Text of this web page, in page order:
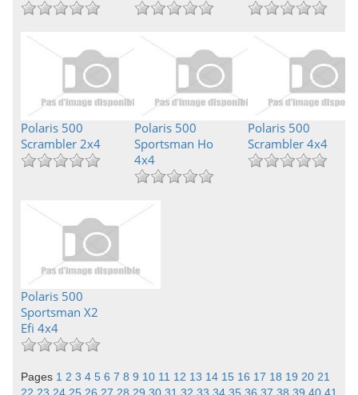
Polaris 500
Scrambler 2x4
Polaris 500
Sportsman Ho
4x4
Polaris 500
Scrambler 4x4
Polaris 500
Sportsman X2
Efi 4x4
Pages 1 2 3 4 5 6 7 8 9 10 11 12 13 14 15 16 17 18 19 20 21